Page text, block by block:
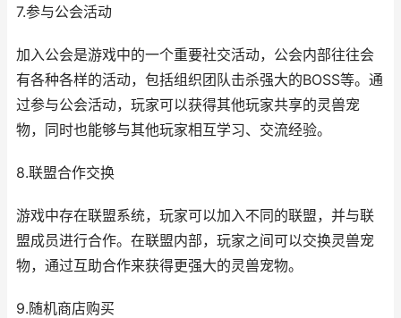
7.参与公会活动
加入公会是游戏中的一个重要社交活动，公会内部往往会
有各种各样的活动，包括组织团队击杀强大的BOSS等。通
过参与公会活动，玩家可以获得其他玩家共享的灵兽宠
物，同时也能够与其他玩家相互学习、交流经验。
8.联盟合作交换
游戏中存在联盟系统，玩家可以加入不同的联盟，并与联
盟成员进行合作。在联盟内部，玩家之间可以交换灵兽宠
物，通过互助合作来获得更强大的灵兽宠物。
9.随机商店购买